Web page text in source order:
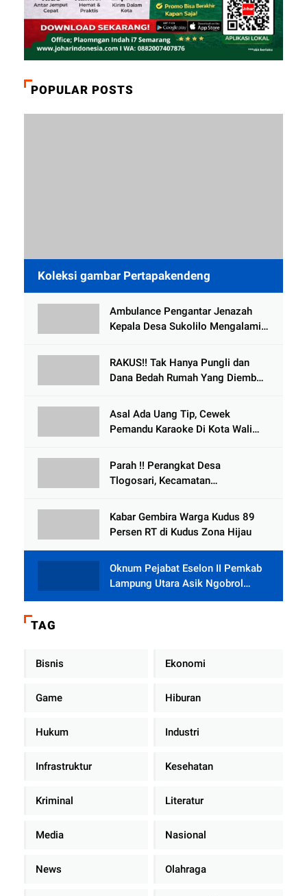
POPULAR POSTS
Koleksi gambar Pertapakendeng
Ambulance Pengantar Jenazah
Kepala Desa Sukolilo Mengalami
Meninggal Dunia
RAKUS!! Tak Hanya Pungli dan
Dana Bedah Rumah Yang Diembat,
Tlogowungu, di Duga
Selewengkan Bantuan Mushola
Asal Ada Uang Tip, Cewek
Pemandu Karaoke Di Kota Wali
Parah !! Perangkat Desa
Tlogosari, Kecamatan
Rumah dari BAZNAS
Kabar Gembira Warga Kudus 89
Persen RT di Kudus Zona Hijau
Oknum Pejabat Eselon II Pemkab
Lampung Utara Asik Ngobrol
Dengan Teman Kencan Wanitanya
TAG
Bisnis Ekonomi
Game Hiburan
Hukum Industri
Infrastruktur Kesehatan
Kriminal Literatur
Media Nasional
News Olahraga